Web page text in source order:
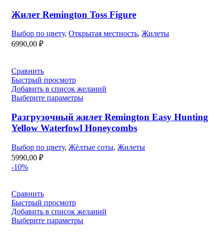
Жилет Remington Toss Figure
Выбор по цвету, Открытая местность, Жилеты
6990,00 ₽
Сравнить
Быстрый просмотр
Добавить в список желаний
Выберите параметры
Разгрузочный жилет Remington Easy Hunting
Yellow Waterfowl Honeycombs
Выбор по цвету, Жёлтые соты, Жилеты
5990,00 ₽
-10%
Сравнить
Быстрый просмотр
Добавить в список желаний
Выберите параметры